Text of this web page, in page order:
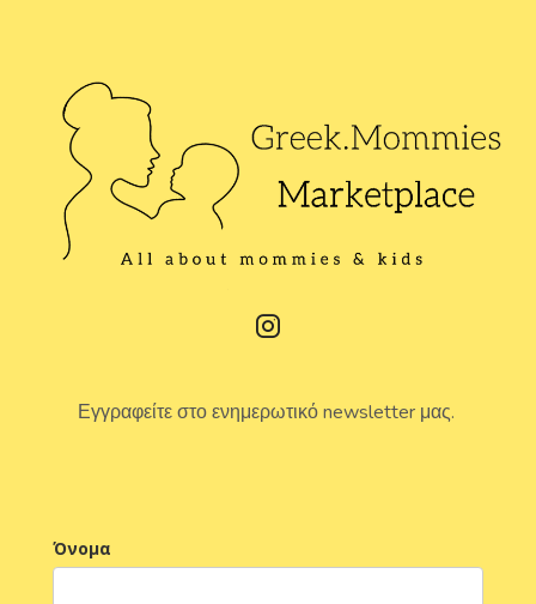
Εγγραφείτε στο ενημερωτικό newsletter μας.
Όνομα